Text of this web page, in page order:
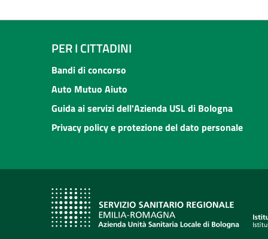
PER I CITTADINI
Bandi di concorso
Auto Mutuo Aiuto
Guida ai servizi dell'Azienda USL di Bologna
Privacy policy e protezione del dato personale